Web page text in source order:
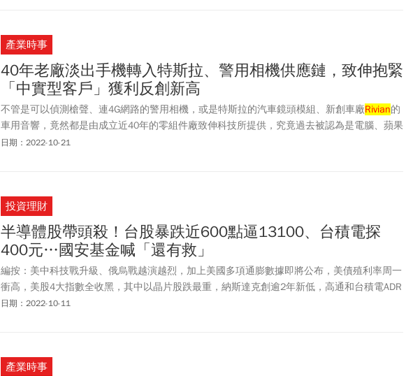
產業時事
40年老廠淡出手機轉入特斯拉、警用相機供應鏈，致伸抱緊
「中實型客戶」獲利反創新高
不管是可以偵測槍聲、連4G網路的警用相機，或是特斯拉的汽車鏡頭模組、新創車廠Rivian的
車用音響，竟然都是由成立近40年的零組件廠致伸科技所提供，究竟過去被認為是電腦、蘋果
供應鏈的致伸，是如何轉型進入新市場？21日，台大體育館內擺放了包括車用鏡頭、警用相機
日期：2022-10-21
投資理財
半導體股帶頭殺！台股暴跌近600點逼13100、台積電探
400元…國安基金喊「還有救」
編按：美中科技戰升級、俄烏戰越演越烈，加上美國多項通膨數據即將公布，美債殖利率周一
衝高，美股4大指數全收黑，其中以晶片股跌最重，納斯達克創逾2年新低，高通和台積電ADR
領跌下，費半重挫近 3.5%，收2020 年 11 月以來最低。台股雙十連假後週二(10/11)開盤即爆
美元匯率則以31.740元開盤，貶7.2分，隨即重貶逾1.52角，來到31.82元，再次靠攏32元大
日期：2022-10-11
產業時事